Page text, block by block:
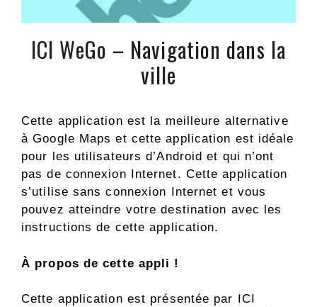
ICI WeGo – Navigation dans la
ville
Cette application est la meilleure alternative
à Google Maps et cette application est idéale
pour les utilisateurs d’Android et qui n’ont
pas de connexion Internet. Cette application
s’utilise sans connexion Internet et vous
pouvez atteindre votre destination avec les
instructions de cette application.
À propos de cette appli !
Cette application est présentée par ICI